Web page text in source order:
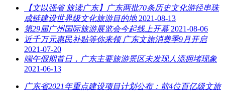
【文以强省 旅读广东】广东两批70条历史文化游径串珠
成链建设世界级文化旅游目的地 2021-08-13
第29届广州国际旅游展览会今起线上开幕 2021-08-06
近千万元惠民补贴等你来领 广东文旅消费季9月开启
2021-07-20
端午假期首日，广东主要旅游景区未发现人流拥堵现象
2021-06-13
广东省2021年重点建设项目计划公布：前4位百亿级文旅